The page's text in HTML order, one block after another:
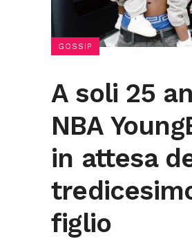
GOSSIP
A soli 25
NBA
in attesa
figlio